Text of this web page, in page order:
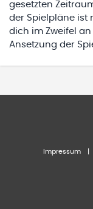
gesetzten
der Spielpläne ist
dich im Zweifel
Ansetzung der
Impressum